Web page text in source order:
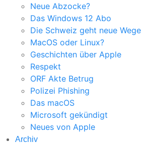
Neue Abzocke?
Das Windows 12 Abo
Die Schweiz geht neue Wege
MacOS oder Linux?
Geschichten über Apple
Respekt
ORF Akte Betrug
Polizei Phishing
Das macOS
Microsoft gekündigt
Neues von Apple
Archiv